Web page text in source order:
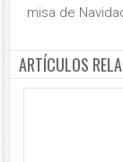
misa de
ARTÍCULOS